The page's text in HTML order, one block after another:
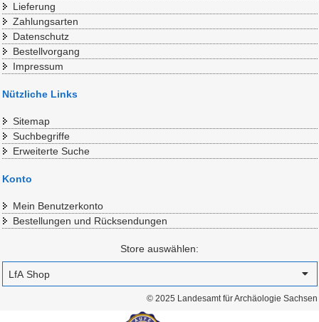
Lieferung
Zahlungsarten
Datenschutz
Bestellvorgang
Impressum
Nützliche Links
Sitemap
Suchbegriffe
Erweiterte Suche
Konto
Mein Benutzerkonto
Bestellungen und Rücksendungen
Store auswählen:
© 2025 Landesamt für Archäologie Sachsen